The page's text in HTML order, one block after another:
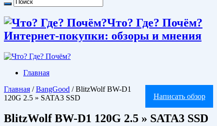
Что? Где? Почём?
Интернет-покупки: обзоры и мнения
Главная
Написать обзор
Главная / BangGood / BlitzWolf BW-D1
120G 2.5 » SATA3 SSD
BlitzWolf BW-D1 120G 2.5 » SATA3 SSD